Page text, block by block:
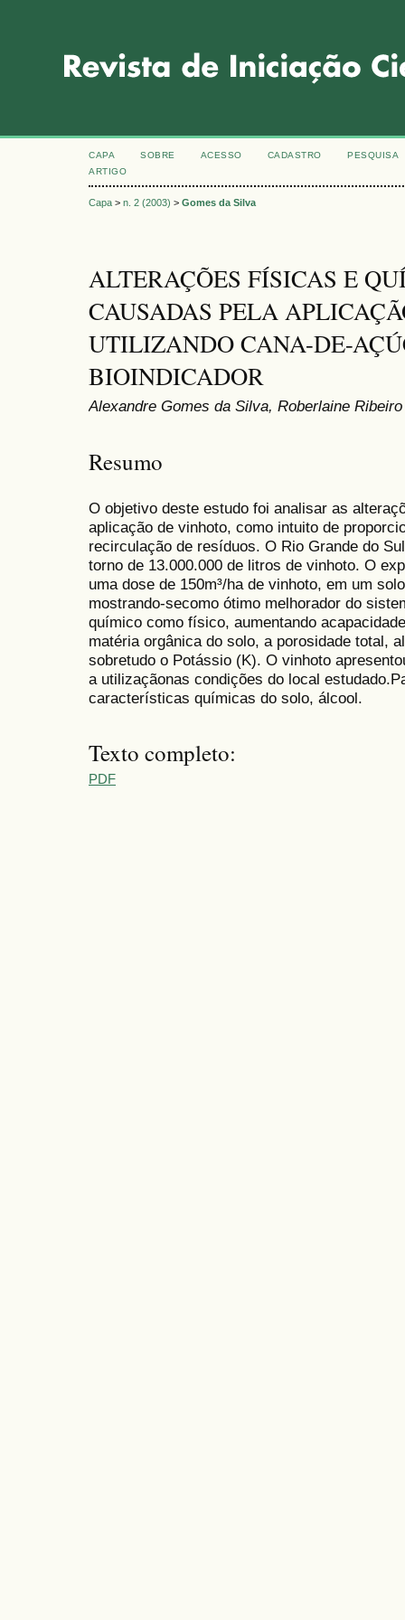
CAPA SOBRE ACESSO CADASTRO
PESQUISA
ARTIGO
Capa > n. 2 (2003) > Gomes da Silva
ALTERAÇÕES FÍSICAS E
CAUSADAS PELA
UTILIZANDO CANA-DE-
BIOINDICADOR
Alexandre Gomes da Silva, Roberlaine
Resumo
O objetivo deste estudo foi analisar as
aplicação de vinhoto, como intuito de
recirculação de resíduos. O Rio Grande do
torno de 13.000.000 de litros de vinhoto. O
uma dose de 150m³/ha de vinhoto, em um
mostrando-secomo ótimo melhorador do
químico como físico, aumentando
matéria orgânica do solo, a porosidade total,
sobretudo o Potássio (K). O vinhoto
a utilizaçãonas condições do local
características químicas do solo, álcool.
Texto completo:
PDF